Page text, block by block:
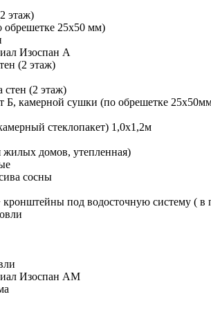
этаж)
обрешетке 25х50 мм)
Изоспан А
(2 этаж)
стен (2 этаж)
Б, камерной сушки (по обрешетке
стеклопакет) 1,0х1,2м
жилых домов, утепленная)
сосны
под водосточную систему ( в
Изоспан АМ